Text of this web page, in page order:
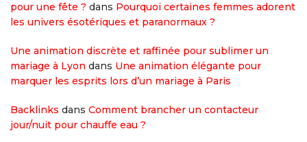
pour une fête ? dans Pourquoi certaines femmes adorent
les univers ésotériques et paranormaux ?
Une animation discrète et raffinée pour sublimer un
mariage à Lyon dans Une animation élégante pour
marquer les esprits lors d’un mariage à Paris
Backlinks dans Comment brancher un contacteur
jour/nuit pour chauffe eau ?